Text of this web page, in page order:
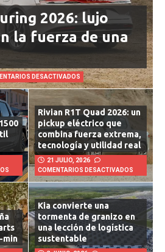
2026: lujo
la fuerza de una
DESACTIVADOS
Rivian R1T Quad 2026: un
pickup eléctrico que
combina fuerza extrema,
tecnología y utilidad real
21 JULIO, 2026
COMENTARIOS DESACTIVADOS
min
Kia convierte una
tormenta de granizo en
una lección de logística
sustentable